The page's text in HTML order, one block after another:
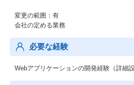
変更の範囲：有
会社の定める業務
必要な経験
Webアプリケーションの開発経験（詳細設